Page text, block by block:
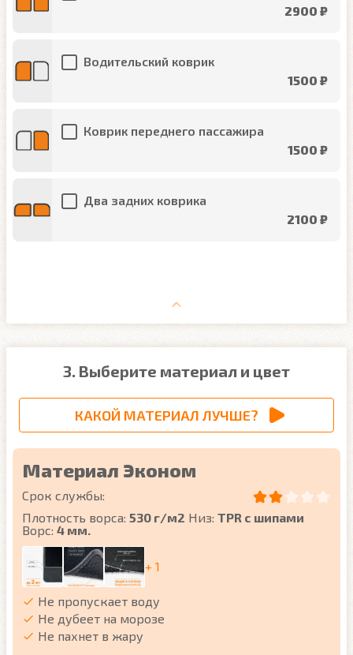
2900 ₽
Водительский коврик
1500 ₽
Коврик переднего пассажира
1500 ₽
Два задних коврика
2100 ₽
3. Выберите материал и цвет
КАКОЙ МАТЕРИАЛ ЛУЧШЕ?
Материал Эконом
Срок службы:
Плотность ворса: 530 г/м2 Низ: TPR с шипами
Ворс: 4 мм.
+ 1
Не пропускает воду
Не дубеет на морозе
Не пахнет в жару